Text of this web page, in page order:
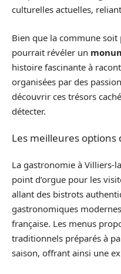
culturelles actuelles,
Bien que la commune
pourrait révéler un
histoire fascinante à
organisées par des
découvrir ces trésors
détecter.
Les meilleures
La gastronomie à Villiers-
point d’orgue pour les
allant des bistrots
gastronomiques
française. Les menus
traditionnels préparés à
saison, offrant ainsi une